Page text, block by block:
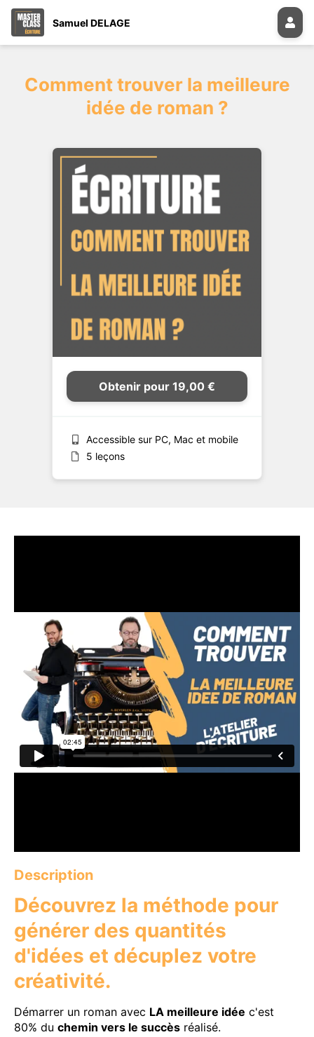
Samuel DELAGE
Comment trouver la meilleure
idée de roman ?
Obtenir pour 19,00 €
Accessible sur PC, Mac et mobile
5 leçons
Description
Découvrez la méthode pour
générer des quantités
d'idées et décuplez votre
créativité.
Démarrer un roman avec LA meilleure idée c'est
80% du chemin vers le succès réalisé.